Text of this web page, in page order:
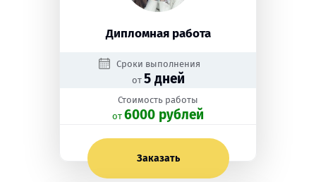
Дипломная работа
Сроки выполнения
от 5 дней
Стоимость работы
oт 6000 рублей
Заказать